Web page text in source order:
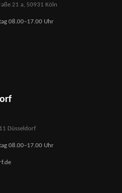
21 a, 50931 Köln
08.00–17.00 Uhr
Düsseldorf
08.00–17.00 Uhr